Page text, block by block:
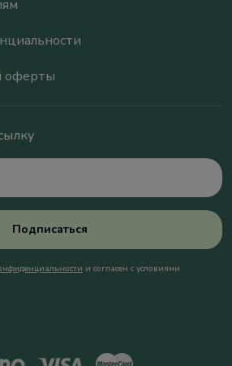
оферты
Подписаться
и согласен с условиями